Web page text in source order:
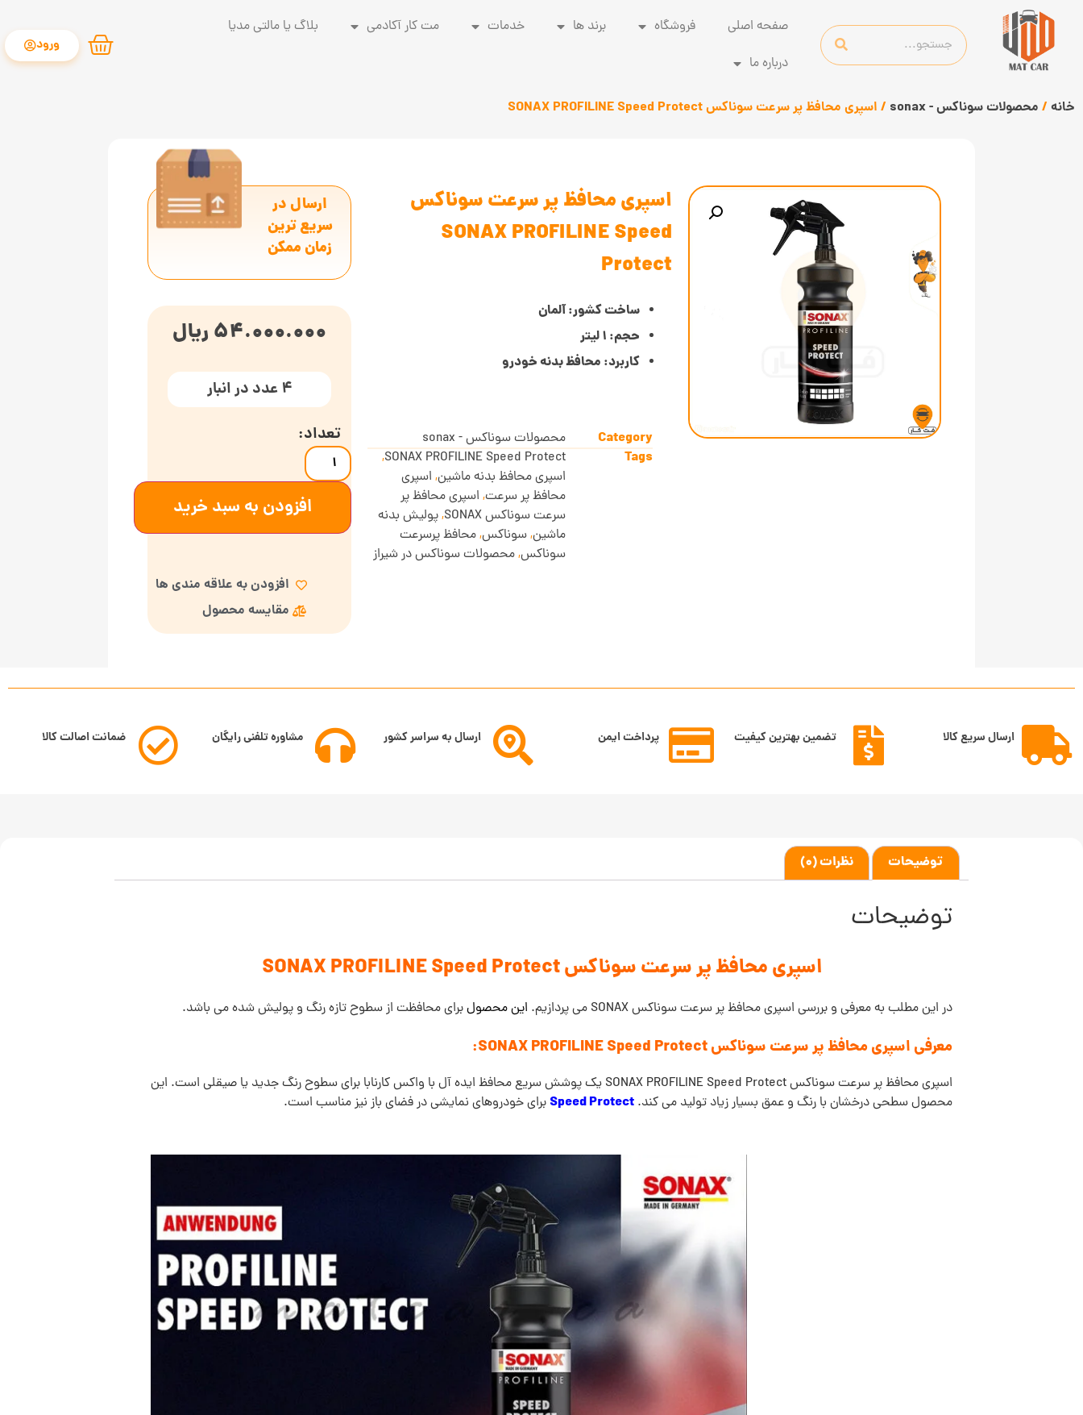
صفحه اصلی فروشگاه برند ها خدمات مت کار آکادمی
بلاگ یا مالتی مدیا
درباره ما
ورود
خانه / محصولات سوناکس - sonax / اسپری محافظ پر سرعت سوناکس SONAX PROFILINE Speed Protect
اسپری محافظ پر سرعت سوناکس
SONAX PROFILINE Speed
Protect
ساخت کشور: آلمان
حجم: 1 لیتر
کاربرد: محافظ بدنه خودرو
Category محصولات سوناکس - sonax
Tags
SONAX PROFILINE Speed Protect
,
اسپری محافظ بدنه ماشین, اسپری
محافظ پر سرعت, اسپری محافظ پر
سرعت سوناکس SONAX
,پولیش بدنه
ماشین,سوناکس,محافظ پرسرعت
سوناکس,محصولات سوناکس در شیراز
ارسال در
سریع ترین
زمان ممکن
54.000.000 ریال
4 عدد در انبار
افزودن به سبد خرید
افزودن به علاقه مندی ها
مقایسه محصول
ارسال سریع کالا تضمین بهترین کیفیت پرداخت ایمن ارسال به سراسر کشور مشاوره تلفنی رایگان ضمانت اصالت کالا
توضیحات نظرات (0)
توضیحات
اسپری محافظ پر سرعت سوناکس SONAX PROFILINE Speed Protect
در این مطلب به معرفی و بررسی اسپری محافظ پر سرعت سوناکس SONAX می پردازیم. این محصولبرای محافظت از سطوح تازه رنگ و پولیش شده می باشد.
معرفی اسپری محافظ پر سرعت سوناکس SONAX PROFILINE Speed Protect:
اسپری محافظ پر سرعت سوناکس SONAX PROFILINE Speed Protect یک پوشش سریع محافظ ایده آل با واکس کارنابا برای سطوح رنگ جدید یا صیقلی است. این
محصول سطحی درخشان با رنگ و عمق بسیار زیاد تولید می کند.Speed Protect برای خودروهای نمایشی در فضای باز نیز مناسب است.